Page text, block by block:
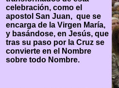
celebración, como el
apostol San Juan, que se
encarga de la Virgen María,
y basándose, en Jesús, que
tras su paso por la Cruz se
convierte en el Nombre
sobre todo Nombre.